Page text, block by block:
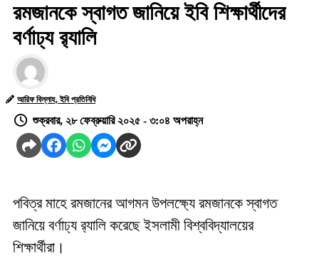
রমজানকে স্বাগত জানিয়ে ইবি শিক্ষার্থীদের
বর্ণাঢ্য র‍্যালি
আরিফ বিল্লাহ, ইবি প্রতিনিধি
শুক্রবার, ২৮ ফেব্রুয়ারি ২০২৫ - ৩:০৪ অপরাহ্ন
পবিত্র মাহে রমজানের আগমন উপলক্ষ্যে রমজানকে স্বাগত
জানিয়ে বর্ণাঢ্য র‍্যালি করেছে ইসলামী বিশ্ববিদ্যালয়ের
শিক্ষার্থীরা।